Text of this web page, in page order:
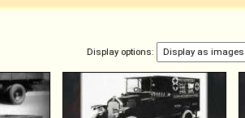
Display options: